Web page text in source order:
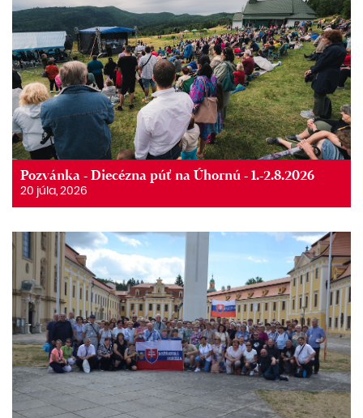
Pozvánka - Diecézna púť na Úhornú - 1.-2.8.2026
20 júla, 2026